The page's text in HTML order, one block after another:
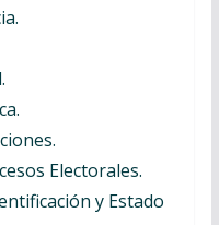
Electorales.
y Estado